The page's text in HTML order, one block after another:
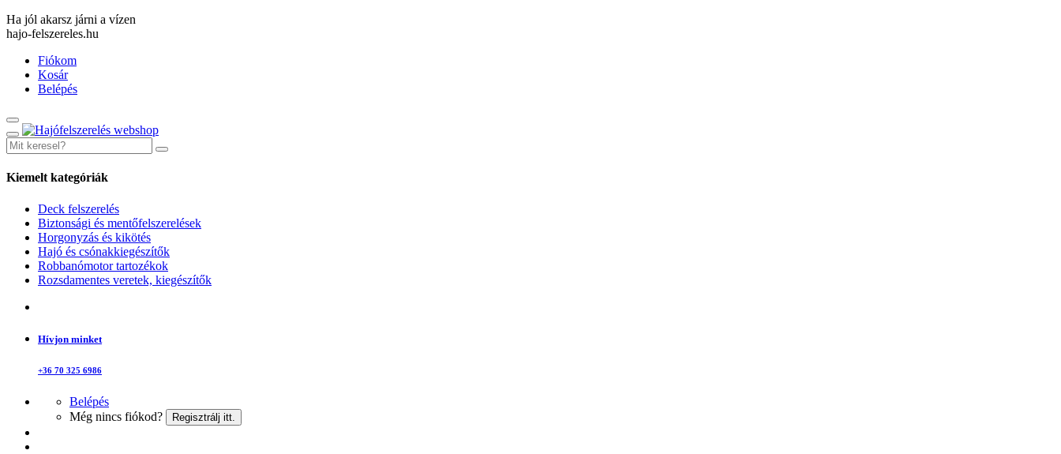
Ha jól akarsz járni a vízen
hajo-felszereles.hu
Fiókom
Kosár
Belépés
Kiemelt kategóriák
Deck felszerelés
Biztonsági és mentőfelszerelések
Horgonyzás és kikötés
Hajó és csónakkiegészítők
Robbanómotor tartozékok
Rozsdamentes veretek, kiegészítők
Hívjon minket
+36 70 325 6986
Belépés
Még nincs fiókod?
Regisztrálj itt.